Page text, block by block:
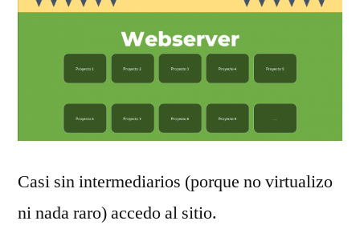
Casi sin intermediarios (porque no virtualizo
ni nada raro) accedo al sitio.